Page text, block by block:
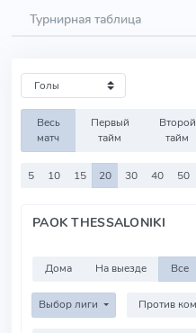
Турнирная таблица
Весь
матч
Первый
тайм
Второй
тайм
5 10 15 20 30 40 50
PAOK THESSALONIKI
Дома На выезде Все
Выбор лиги